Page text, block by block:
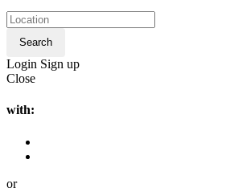
Search
Login Sign up
Close
with:
or